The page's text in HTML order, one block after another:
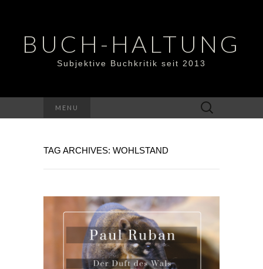
BUCH-HALTUNG
Subjektive Buchkritik seit 2013
MENU
Suchen
nach:
TAG ARCHIVES: WOHLSTAND